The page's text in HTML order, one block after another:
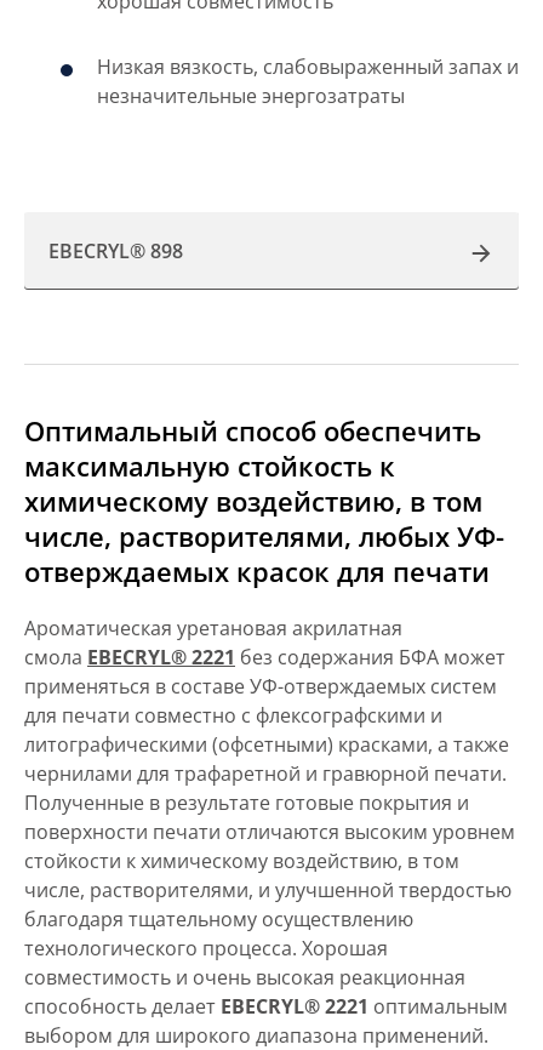
Низкая вязкость, слабовыраженный запах и
незначительные энергозатраты
EBECRYL® 898
Оптимальный способ обеспечить
максимальную стойкость к
химическому воздействию, в том
числе, растворителями, любых УФ-
отверждаемых красок для печати
Ароматическая уретановая акрилатная
смола EBECRYL® 2221 без содержания БФА может
применяться в составе УФ-отверждаемых систем
для печати совместно с флексографскими и
литографическими (офсетными) красками, а также
чернилами для трафаретной и гравюрной печати.
Полученные в результате готовые покрытия и
поверхности печати отличаются высоким уровнем
стойкости к химическому воздействию, в том
числе, растворителями, и улучшенной твердостью
благодаря тщательному осуществлению
технологического процесса. Хорошая
совместимость и очень высокая реакционная
способность делает EBECRYL® 2221 оптимальным
выбором для широкого диапазона применений.